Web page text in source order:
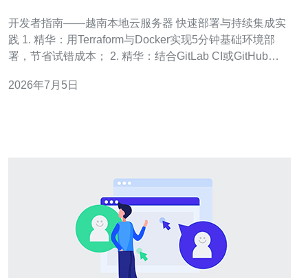
开发者指南——越南本地云服务器 快速部署与持续集成实
践 1. 精华：用Terraform与Docker实现5分钟基础环境部
署，节省试错成本； 2. 精华：结合GitLab CI或GitHub
优先考虑越南本地云服务器以降低延迟、满足数据主权和
2026年7月5日